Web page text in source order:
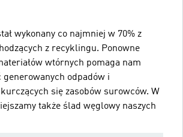
wykonany co najmniej w 70% z
z recyklingu. Ponowne
wtórnych pomaga nam
generowanych odpadów i
się zasobów surowców. W
także ślad węglowy naszych